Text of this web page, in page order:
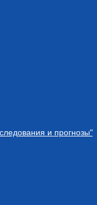
и прогнозы"